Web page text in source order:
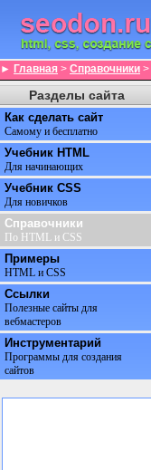
► Главная > Справочники >
Разделы сайта
Как сделать сайт
Самому и бесплатно
Учебник HTML
Для начинающих
Учебник CSS
Для новичков
Справочники
По HTML и CSS
Примеры
HTML и CSS
Ссылки
Полезные сайты для
вебмастеров
Инструментарий
Программы для создания
сайтов